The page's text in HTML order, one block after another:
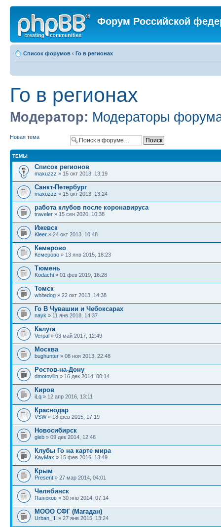
Форум Российской
Список форумов ‹ Го в регионах
Го в регионах
Модератор: Модераторы
Новая тема
ТЕМЫ
Список регионов
maxuzzz » 15 окт 2013, 13:19
Санкт-Петербург
maxuzzz » 15 окт 2013, 13:24
работа клубов после коронавируса
traveler » 15 сен 2020, 10:38
Ижевск
Kleer » 24 окт 2013, 10:48
Кемерово
Кемерово » 13 янв 2015, 18:23
Тюмень
Kodachi » 01 фев 2019, 16:28
Томск
whitedog » 22 окт 2013, 14:38
Го В Чувашии и Чебоксарах
nayk » 11 янв 2018, 14:37
Калуга
Verpal » 03 май 2017, 12:49
Москва
bughunter » 08 ноя 2013, 22:48
Ростов-на-Дону
dmotovilin » 16 дек 2014, 00:14
Киров
iLq » 12 апр 2016, 13:11
Краснодар
VSW» 18 фев 2015, 17:19
Новосибирск
gleb » 09 дек 2014, 12:46
Клубы Го на карте мира
KayMax » 15 фев 2016, 13:49
Крым
Present » 27 мар 2014, 04:01
Челябинск
Панюков » 30 янв 2014, 07:14
МООО СФГ (Магадан)
Urban_III » 27 янв 2015, 13:24